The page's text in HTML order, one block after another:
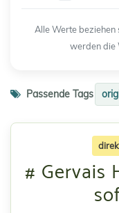
Alle Werte beziehen
werden die
Passende Tags
# Gervais